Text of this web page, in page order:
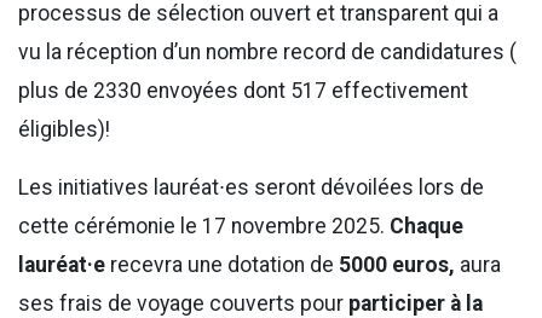
processus de sélection ouvert et transparent qui a
vu la réception d’un nombre record de candidatures (
plus de 2330 envoyées dont 517 effectivement
éligibles)!
Les initiatives lauréat∙es seront dévoilées lors de
cette cérémonie le 17 novembre 2025. Chaque
lauréat·e recevra une dotation de 5000 euros, aura
ses frais de voyage couverts pour participer à la